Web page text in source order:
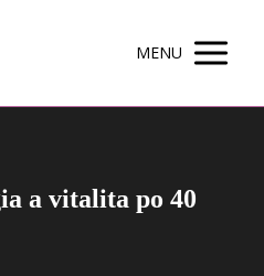
MENU
a vitalita po 40